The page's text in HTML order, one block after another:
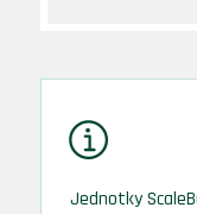
Jednotky